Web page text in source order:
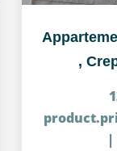
,
|